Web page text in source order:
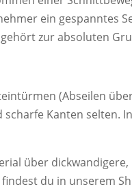
ein gespanntes
zur absoluten
(Abseilen
Kanten selten.
über dickwandigere,
du in unserem